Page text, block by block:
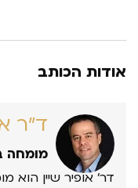
אודות הכותב
ד״ר
מומחה
דר’ אופיר שיין הוא